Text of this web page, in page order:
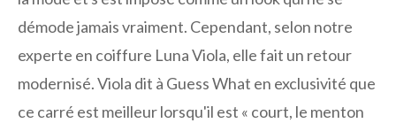
démode jamais vraiment. Cependant, selon notre
experte en coiffure Luna Viola, elle fait un retour
modernisé. Viola dit à Guess What en exclusivité que
ce carré est meilleur lorsqu'il est « court, le menton